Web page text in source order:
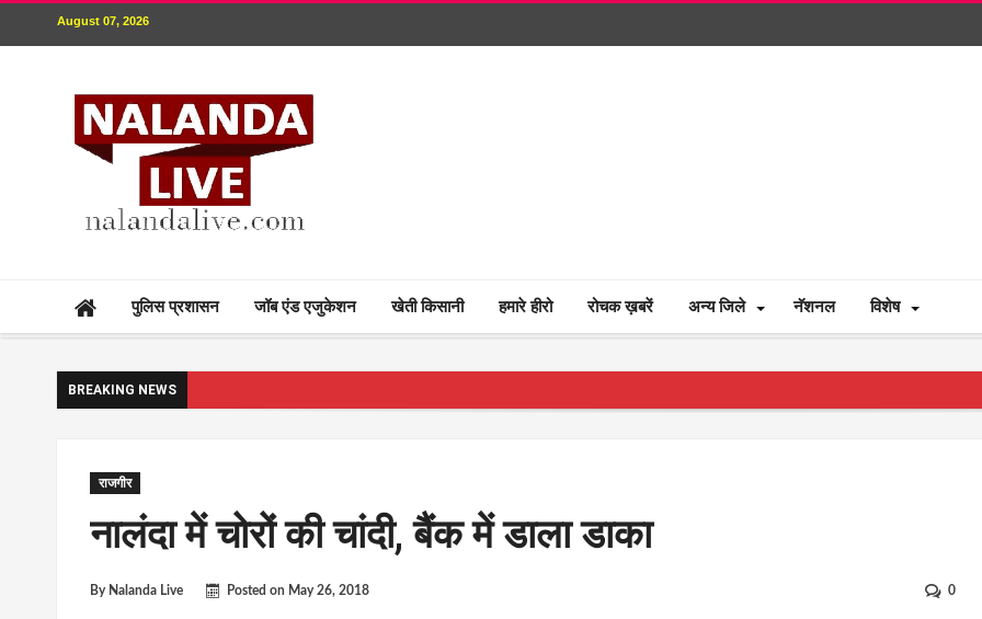
August 07, 2026
पुलिस प्रशासन जॉब एंड एजुकेशन खेती किसानी हमारे हीरो रोचक ख़बरें अन्य जिले नॅशनल विशेष
BREAKING NEWS
राजगीर
नालंदा में चोरों की चांदी, बैंक में डाला डाका
By Nalanda Live Posted on May 26, 2018 0